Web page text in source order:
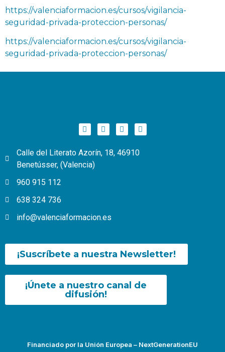
https://valenciaformacion.es/cursos/vigilancia-
seguridad-privada-proteccion-personas/
https://valenciaformacion.es/cursos/vigilancia-
seguridad-privada-proteccion-personas/
Calle del Literato Azorín, 18, 46910
Benetússer, (Valencia)
960 915 112
638 324 736
info@valenciaformacion.es
¡Suscríbete a nuestra Newsletter!
¡Únete a nuestro canal de
difusión!
Financiado por la Unión Europea – NextGenerationEU